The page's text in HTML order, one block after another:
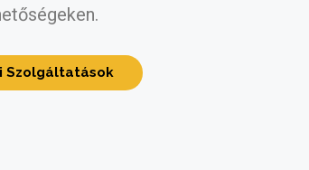
Szolgáltatások